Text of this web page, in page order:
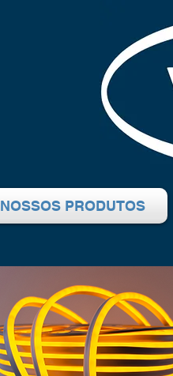
NOSSOS PRODUTOS